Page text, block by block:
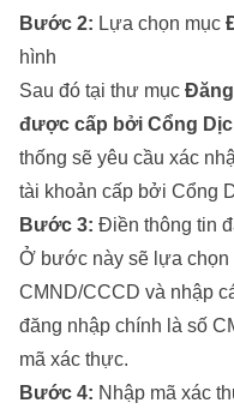
Bước 2: Lựa chọn mục
hình
Sau đó tại thư mục
được cấp bởi Cổng
thống sẽ yêu cầu xác
tài khoản cấp bởi Cổng
Bước 3: Điền thông tin
Ở bước này sẽ lựa chọn
CMND/CCCD và nhập
đăng nhập chính là số
mã xác thực.
Bước 4: Nhập mã xác